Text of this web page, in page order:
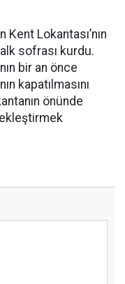
Lokantası’nın
sofrası kurdu.
bir an önce
kapatılmasını
önünde